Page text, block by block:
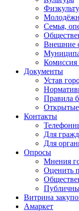
Семья,
Внешние
Комиссия
Документы
Устав
Правила
Открытые
Контакты
Для
Для
Опросы
Мнения
Оценить
Витрина
Амаркет